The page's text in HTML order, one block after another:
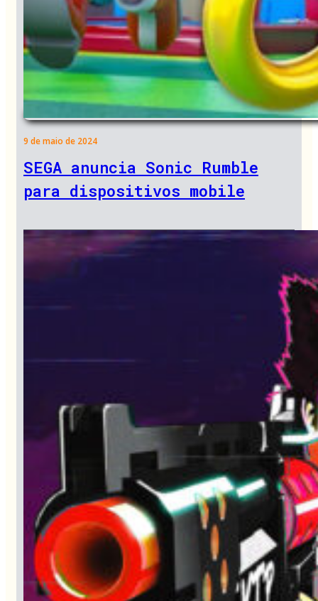
9 de maio de 2024
SEGA anuncia Sonic Rumble
para dispositivos mobile